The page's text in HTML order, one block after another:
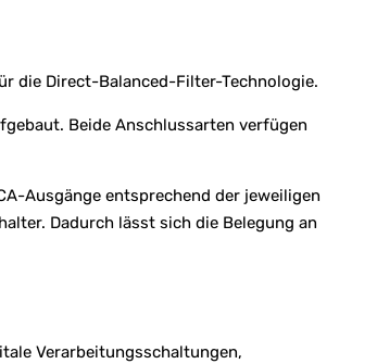
die Direct-Balanced-Filter-Technologie.
Beide Anschlussarten verfügen
Ausgänge entsprechend der jeweiligen
Dadurch lässt sich die Belegung an
Verarbeitungsschaltungen,